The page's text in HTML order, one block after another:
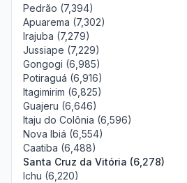
Pedrão (7,394)
Apuarema (7,302)
Irajuba (7,279)
Jussiape (7,229)
Gongogi (6,985)
Potiraguá (6,916)
Itagimirim (6,825)
Guajeru (6,646)
Itaju do Colônia (6,596)
Nova Ibiá (6,554)
Caatiba (6,488)
Santa Cruz da Vitória (6,278)
Ichu (6,220)